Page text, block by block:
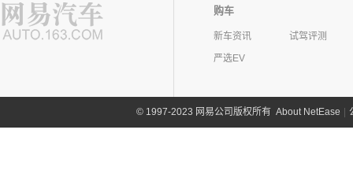
购车
新车资讯
试驾评测
严选EV
©1997-2023 网易公司版权所有 About NetEase